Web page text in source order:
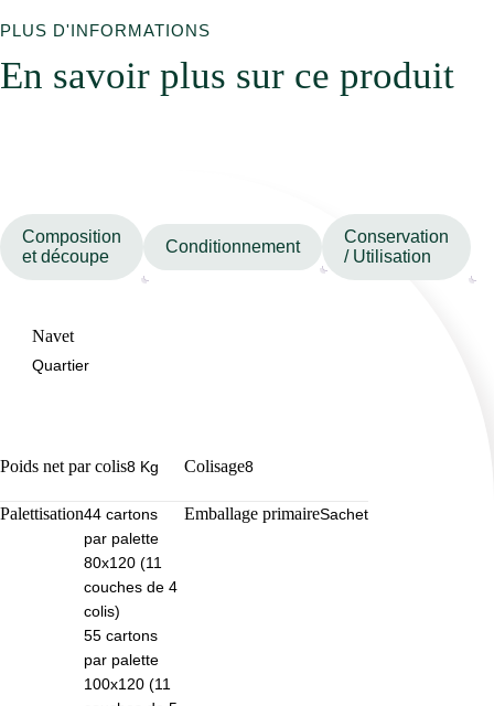
PLUS D'INFORMATIONS
En savoir plus sur ce produit
Composition
et découpe
Conditionnement
Conservation
/ Utilisation
Navet
Quartier
Poids net par colis8 Kg Colisage8
Palettisation44 cartons
par palette
80x120 (11
couches de 4
colis)
55 cartons
par palette
100x120 (11
Emballage primaireSachet